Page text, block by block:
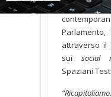
attraverso
sui social
Spaziani